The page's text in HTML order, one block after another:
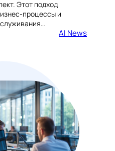
Этот подход
процессы и
AI News